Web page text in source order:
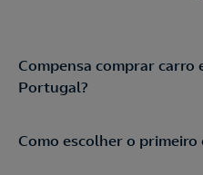
Compensa comprar carro
Portugal?
Como escolher o